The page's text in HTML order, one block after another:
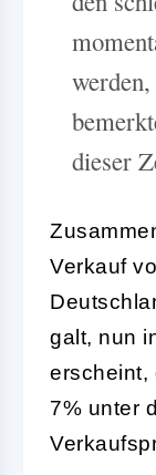
dieser
Verkauf
galt, nun
erscheint,
7% unter